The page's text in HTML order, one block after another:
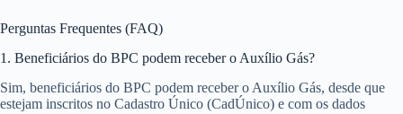
Perguntas Frequentes (FAQ)
1. Beneficiários do BPC podem receber o Auxílio Gás?
Sim, beneficiários do BPC podem receber o Auxílio Gás, desde que
estejam inscritos no Cadastro Único (CadÚnico) e com os dados